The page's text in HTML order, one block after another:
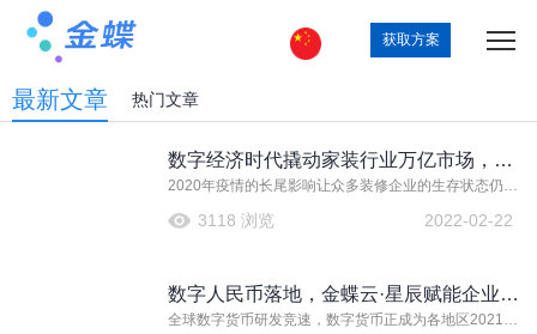
获取方案
最新文章 热门文章
数字经济时代撬动家装行业万亿市场，企
业如何抢占蓝海？
2020年疫情的长尾影响让众多装修企业的生存状态仍然
均使家居家装行业陷入营销低谷。虽然媒体不断报道家
然深感“业绩真难做”。
2022-02-22
3118 浏览
数字人民币落地，金蝶云·星辰赋能企业接
入支付能力
全球数字货币研发竞速，数字货币正成为各地区2021年